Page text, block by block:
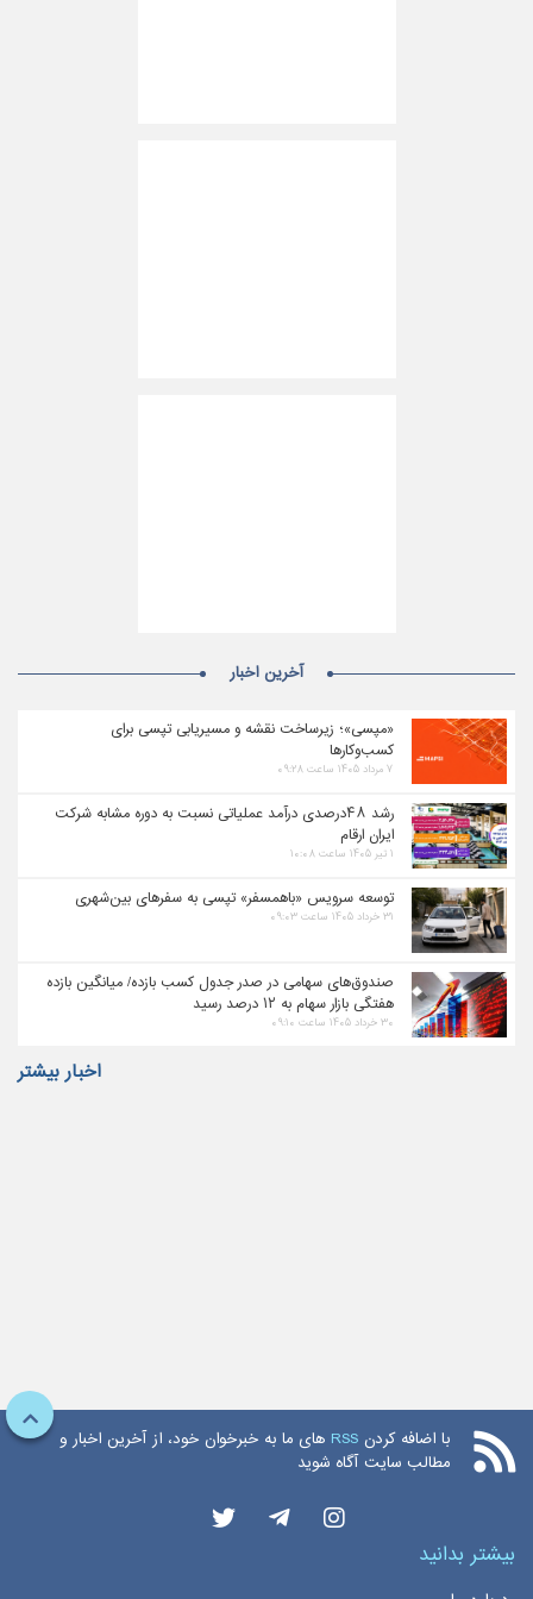
آخرین اخبار
«مپسی»؛ زیرساخت نقشه و مسیریابی تپسی برای
کسب‌وکارها
۷ مرداد ۱۴۰۵ ساعت ۰۹:۲۸
رشد ۴۸درصدی درآمد عملیاتی نسبت به دوره مشابه شرکت
ایران ارقام
۱ تیر ۱۴۰۵ ساعت ۱۰:۰۸
توسعه سرویس «باهمسفر» تپسی به سفرهای بین‌شهری
۳۱ خرداد ۱۴۰۵ ساعت ۰۹:۰۳
صندوق‌های سهامی در صدر جدول کسب بازده/ میانگین بازده
هفتگی بازار سهام به ۱۲ درصد رسید
۳۰ خرداد ۱۴۰۵ ساعت ۰۹:۱۰
اخبار بیشتر
با اضافه کردن RSS های ما به خبرخوان خود، از آخرین اخبار و
مطالب سایت آگاه شوید
بیشتر بدانید